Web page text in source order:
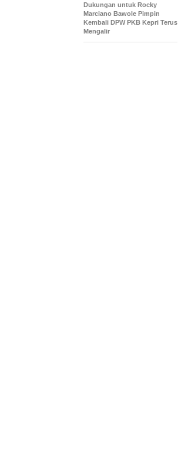
Dukungan untuk Rocky
Marciano Bawole Pimpin
Kembali DPW PKB Kepri Terus
Mengalir